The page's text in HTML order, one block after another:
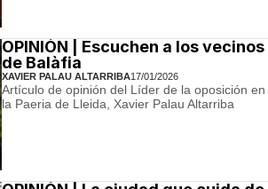
OPINIÓN | Escuchen a los vecinos
de Balàfia
XAVIER PALAU ALTARRIBA17/01/2026
Artículo de opinión del Líder de la oposición en
la Paeria de Lleida, Xavier Palau Altarriba